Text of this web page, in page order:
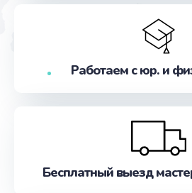
Работаем с юр. и
Бесплатный выезд